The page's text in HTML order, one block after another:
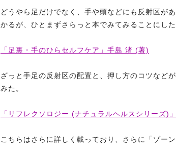
どうやら足だけでなく、手や頭などにも反射区が
かるが、ひとまずさらっと本でみてみることにした
「足裏・手のひらセルフケア」手島 渚 (著)
ざっと手足の反射区の配置と、押し方のコツなど
みた。
「リフレクソロジー (ナチュラルヘルスシリーズ
こちらはさらに詳しく載っており、さらに「ゾー